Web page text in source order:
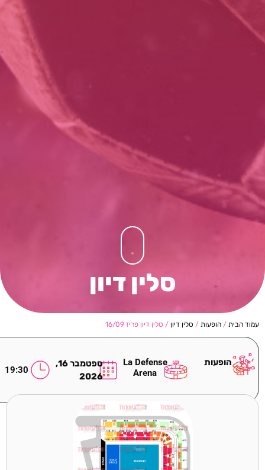
סלין דיון
עמוד הבית / הופעות / סלין דיון / סלין דיון פריז 16/09
הופעות
La Defense
Arena
ספטמבר 16,
2026
19:30